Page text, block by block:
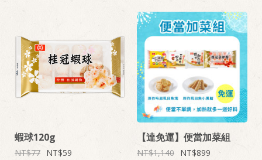
蝦球120g
77 59
【達免運】便當加菜組
1,140 899